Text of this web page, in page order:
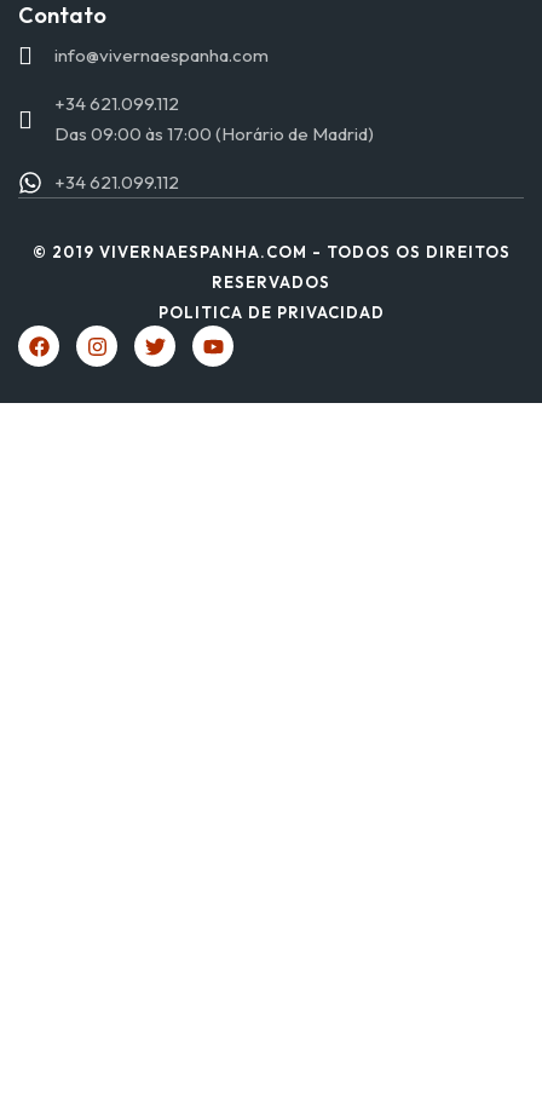
Contato
info@vivernaespanha.com
+34 621.099.112
Das 09:00 às 17:00 (Horário de Madrid)
+34 621.099.112
© 2019 VIVERNAESPANHA.COM - TODOS OS DIREITOS
RESERVADOS
POLITICA DE PRIVACIDAD